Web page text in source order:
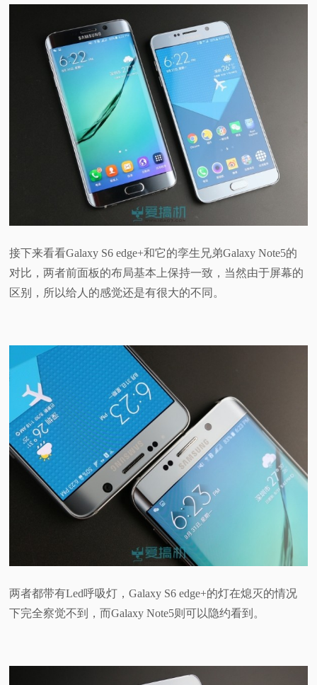
接下来看看Galaxy S6 edge+和它的孪生兄弟Galaxy Note5的
对比，两者前面板的布局基本上保持一致，当然由于屏幕的
区别，所以给人的感觉还是有很大的不同。
两者都带有Led呼吸灯，Galaxy S6 edge+的灯在熄灭的情况
下完全察觉不到，而Galaxy Note5则可以隐约看到。